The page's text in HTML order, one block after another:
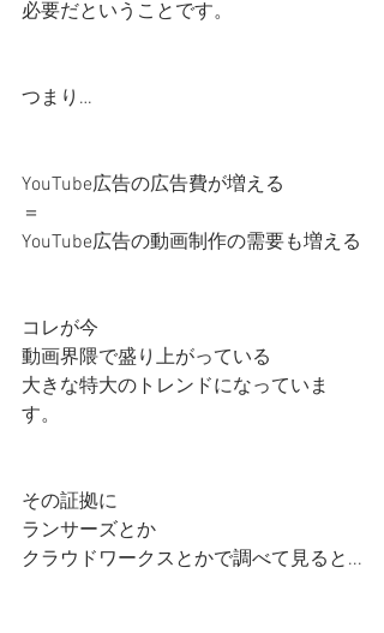
必要だということです。
つまり…
YouTube広告の広告費が増える
＝
YouTube広告の動画制作の需要も増える
コレが今
動画界隈で盛り上がっている
大きな特大のトレンドになっていま
す。
その証拠に
ランサーズとか
クラウドワークスとかで調べて見ると...